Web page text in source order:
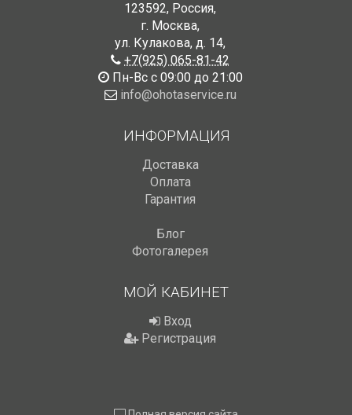
123592, Россия,
г. Москва,
ул. Кулакова, д. 14,
+7(925) 065-81-42
Пн-Вс с 09:00 до 21:00
info@ohotaservice.ru
ИНФОРМАЦИЯ
Доставка
Оплата
Гарантия
Блог
Фотогалерея
МОЙ КАБИНЕТ
Вход
Регистрация